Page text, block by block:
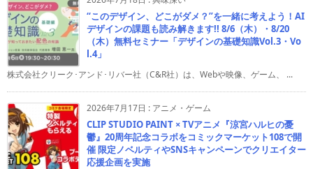
“このデザイン、どこがダメ？”を一緒に考えよう！AI
デザインの課題も読み解きます!! 8/6（木）・8/20
（木）無料セミナー「デザインの基礎知識Vol.3・Vo
l.4」
株式会社クリーク･アンド･リバー社（C&R社）は、Webや映像、ゲーム、 ...
2026年7月17日 : アニメ・ゲーム
CLIP STUDIO PAINT × TVアニメ『涼宮ハルヒの憂
鬱』20周年記念コラボをコミックマーケット108で開
催 限定ノベルティやSNSキャンペーンでクリエイター
応援企画を実施